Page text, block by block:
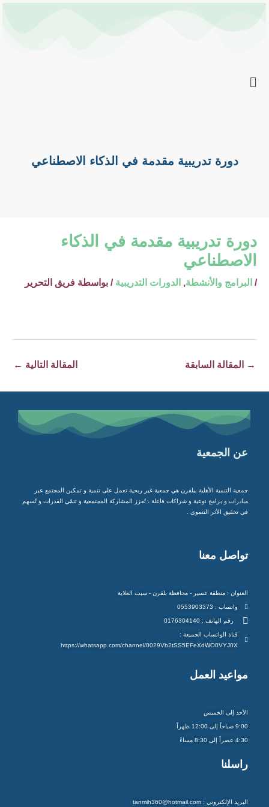
دورة تدريبية مقدمة في الذكاء الاصطناعي
دورة تدريبية مقدمة في الذكاء
الاصطناعي
/ البرامج والأنشطة, الدورات التدريبية / بواسطة فريق التحرير
navigation
→ المقالة السابقة المقالة التالية ←
عن الجمعية
جمعية التنمية الأهلية ببلقرن هي جمعية غير ربحية تعمل على تنمية و تمكين المجتمع عبر
مبادرات و برامج نوعية و شراكات فاعلة ، تُعزز المشاركة المجتمعية و تنمّي القدرات و تُسهم
في تحقيق الأثر التنموي .
تواصل معنا
العنوان : منطقة عسير - محافظة بلقرن - سبت العلاية
واتساب : 0553903373
رقم الهاتف : 0176304140
قناة الواتساب الجميعة :
https://whatsapp.com/channel/0029Vb2tSS5EFeXdWO0VYJ0X
مواعيد العمل
الأحد إلى الخميس
9:00 صباحاً إلى 12:00 ظهراً
4:30 عصراً إلى 8:30 مساءً
راسلنا
البريد الإلكتروني : tanmih360@hotmail.com